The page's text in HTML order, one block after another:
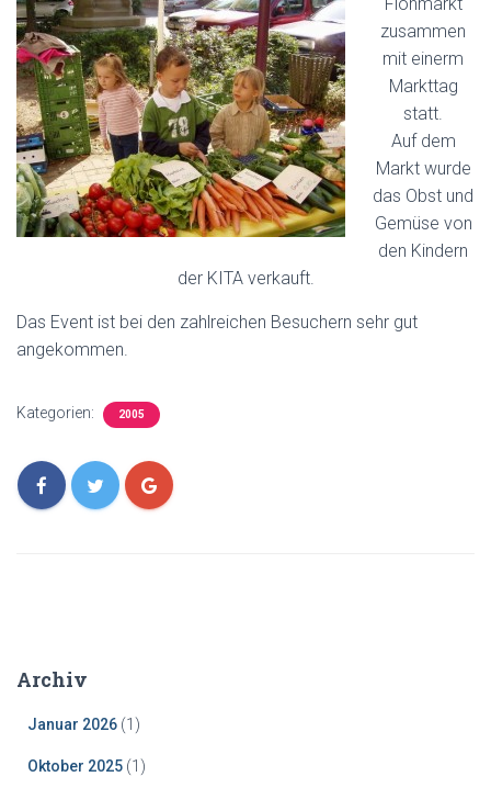
zusammen
mit einerm
Markttag
statt.
Auf dem
Markt wurde
das Obst und
Gemüse von
den Kindern
der KITA verkauft.
Das Event ist bei den zahlreichen Besuchern sehr gut
angekommen.
Kategorien: 2005
Archiv
Januar 2026 (1)
Oktober 2025 (1)